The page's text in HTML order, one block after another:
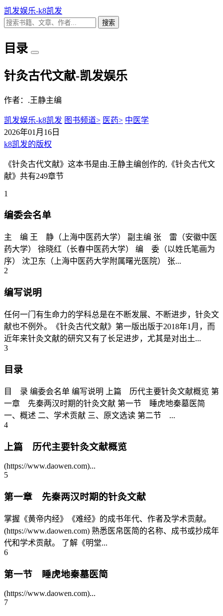
凯发娱乐-k8凯发
搜索
目录
针灸古代文献-凯发娱乐
作者：.王静主编
凯发娱乐-k8凯发 图书频道> 医药> 中医学
2026年01月16日
k8凯发的版权
《针灸古代文献》这本书是由.王静主编创作的,《针灸古代文
献》共有249章节
1
编委会名单
主 编 王 静（上海中医药大学） 副主编 张 雷（安徽中医
药大学） 徐晓红（长春中医药大学） 编 委（以姓氏笔画为
序） 沈卫东（上海中医药大学附属曙光医院） 张...
2
编写说明
任何一门有生命力的学科总是在不断发展、不断进步，针灸文
献也不例外。《针灸古代文献》第一版出版于2018年1月，而
近年来针灸文献的研究又有了长足进步，尤其是对出土...
3
目录
目 录 编委会名单 编写说明 上篇 历代主要针灸文献概览 第
一章 先秦两汉时期的针灸文献 第一节 睡虎地秦墓医简
一、概述 二、学术贡献 三、原文选读 第二节 ...
4
上篇 历代主要针灸文献概览
(https://www.daowen.com)...
5
第一章 先秦两汉时期的针灸文献
掌握《黄帝内经》《难经》的成书年代、作者及学术贡献。
(https://www.daowen.com) 熟悉医帛医简的名称、成书或抄成年
代和学术贡献。 了解《明堂...
6
第一节 睡虎地秦墓医简
(https://www.daowen.com)...
7